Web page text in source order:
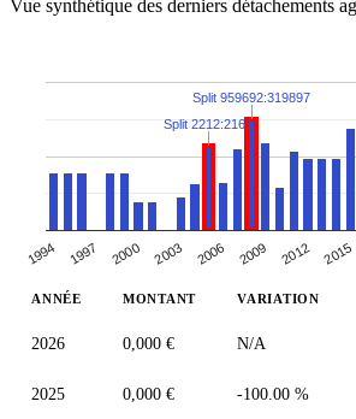
Vue synthétique des derniers détachements
1994 1997 2000 2003 2006 2009 2012 2015
Split 2212:2161
Split 959692:319897
ANNÉE MONTANT VARIATION
2026 0,000 € N/A
2025 0,000 € -100.00 %